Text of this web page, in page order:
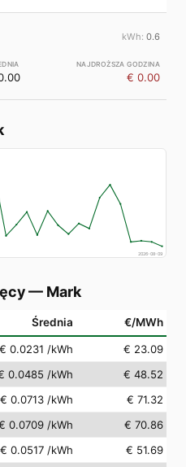
0.6
€ 0.00
2026-08-09
— Mark
Średnia €/MWh
€ 0.0231 /kWh
€ 23.09
0.0485 /kWh
€ 48.52
€ 0.0713 /kWh
€ 71.32
0.0709 /kWh
€ 70.86
€ 0.0517 /kWh
€ 51.69